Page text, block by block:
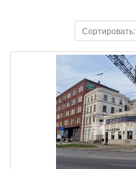
Сортировать: